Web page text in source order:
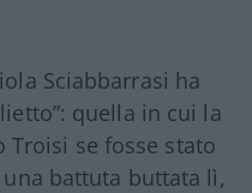
Sciabbarrasi ha
quella in cui la
Troisi se fosse stato
battuta buttata lì,